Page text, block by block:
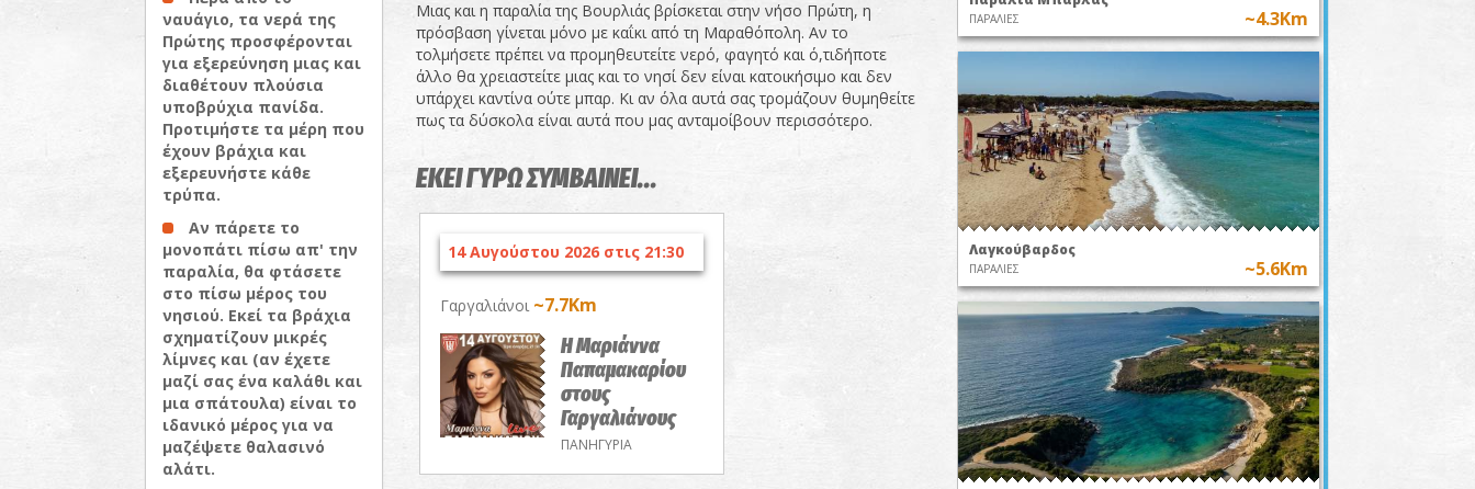
ναυάγιο, τα νερά της
Πρώτης προσφέρονται
για εξερεύνηση μιας και
διαθέτουν πλούσια
υποβρύχια πανίδα.
Προτιμήστε τα μέρη που
έχουν βράχια και
εξερευνήστε κάθε
τρύπα.
Αν πάρετε το
μονοπάτι πίσω απ' την
παραλία, θα φτάσετε
στο πίσω μέρος του
νησιού. Εκεί τα βράχια
σχηματίζουν μικρές
λίμνες και (αν έχετε
μαζί σας ένα καλάθι και
μια σπάτουλα) είναι το
ιδανικό μέρος για να
μαζέψετε θαλασινό
αλάτι.
Μιας και η παραλία της Βουρλιάς βρίσκεται στην νήσο Πρώτη, η
πρόσβαση γίνεται μόνο με καΐκι από τη Μαραθόπολη. Αν το
τολμήσετε πρέπει να προμηθευτείτε νερό, φαγητό και ό,τιδήποτε
άλλο θα χρειαστείτε μιας και το νησί δεν είναι κατοικήσιμο και δεν
υπάρχει καντίνα ούτε μπαρ. Κι αν όλα αυτά σας τρομάζουν θυμηθείτε
πως τα δύσκολα είναι αυτά που μας ανταμοίβουν περισσότερο.
ΕΚΕΙ ΓΥΡΩ ΣΥΜΒΑΙΝΕΙ...
14 Αυγούστου 2026 στις 21:30
Γαργαλιάνοι ~7.7Km
Η Μαριάννα
Παπαμακαρίου
στους
Γαργαλιάνους
ΠΑΝΗΓΥΡΙΑ
ΠΑΡΑΛΙΕΣ ~4.3Km
Λαγκούβαρδος
ΠΑΡΑΛΙΕΣ ~5.6Km